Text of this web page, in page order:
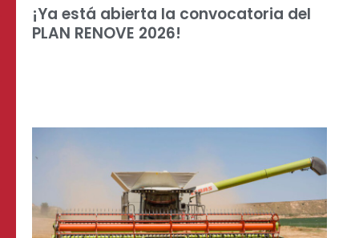
¡Ya está abierta la convocatoria del
PLAN RENOVE 2026!